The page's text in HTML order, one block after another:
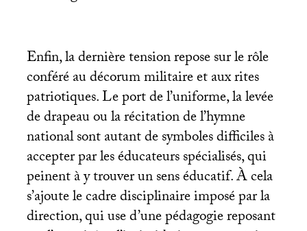
Enfin, la dernière tension repose sur le rôle
conféré au décorum militaire et aux rites
patriotiques. Le port de l’uniforme, la levée
de drapeau ou la récitation de l’hymne
national sont autant de symboles difficiles à
accepter par les éducateurs spécialisés, qui
peinent à y trouver un sens éducatif. À cela
s’ajoute le cadre disciplinaire imposé par la
direction, qui use d’une pédagogie reposant